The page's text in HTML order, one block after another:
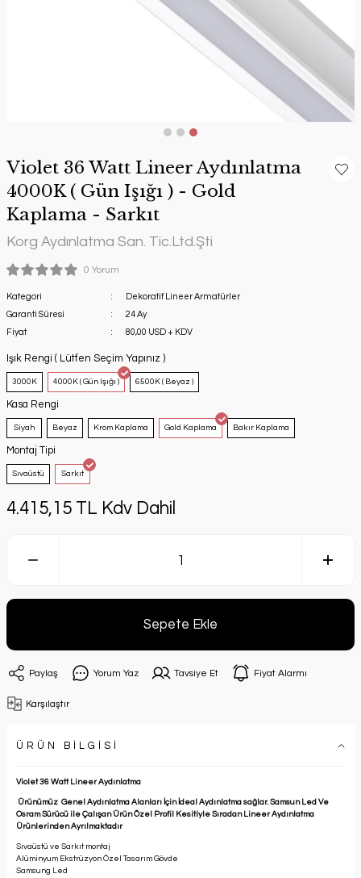
Violet 36 Watt Lineer Aydınlatma
4000K ( Gün Işığı ) - Gold
Kaplama - Sarkıt
Korg Aydınlatma San. Tic.Ltd.Şti
0 Yorum
Kategori
Dekoratif Lineer Armatürler
Garanti Süresi
24 Ay
Fiyat
80,00 USD + KDV
Işık Rengi ( Lütfen Seçim Yapınız )
3000K 4000K ( Gün Işığı ) 6500K ( Beyaz )
Kasa Rengi
Siyah Beyaz Krom Kaplama Gold Kaplama Bakır Kaplama
Montaj Tipi
Sıvaüstü Sarkıt
4.415,15 TL Kdv Dahil
Sepete Ekle
Paylaş Yorum Yaz Tavsiye Et Fiyat Alarmı
Karşılaştır
ÜRÜN BİLGİSİ
Violet 36 Watt Lineer Aydınlatma
Ürünümüz Genel Aydınlatma Alanları İçin İdeal Aydınlatma sağlar. Samsun Led Ve
Osram Sürücü ile Çalışan Ürün Özel Profil Kesitiyle Sıradan Lineer Aydınlatma
Ürünlerinden Ayrılmaktadır
Sıvaüstü ve Sarkıt montaj
Alüminyum Ekstrüzyon Özel Tasarım Gövde
Samsung Led